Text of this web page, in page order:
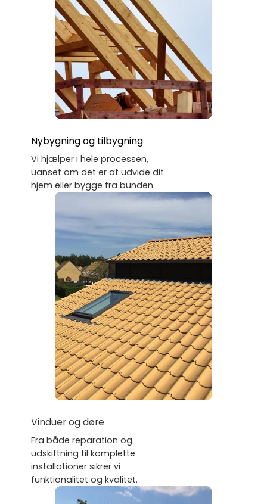
Nybygning og tilbygning
Vi hjælper i hele processen,
uanset om det er at udvide dit
hjem eller bygge fra bunden.
Vinduer og døre
Fra både reparation og
udskiftning til komplette
installationer sikrer vi
funktionalitet og kvalitet.